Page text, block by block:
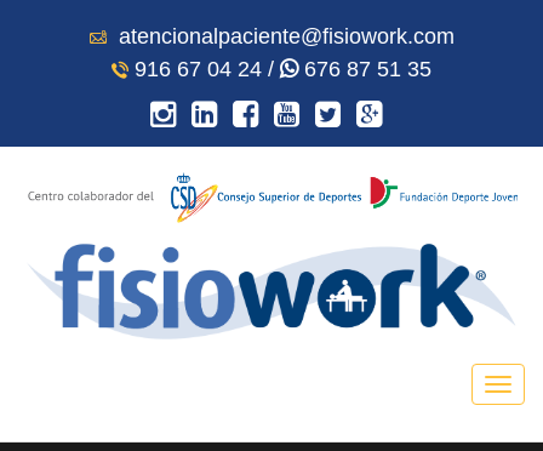
atencionalpaciente@fisiowork.com
916 67 04 24 /
676 87 51 35